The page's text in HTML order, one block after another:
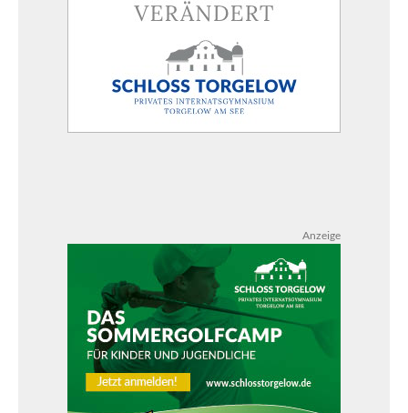
Anzeige